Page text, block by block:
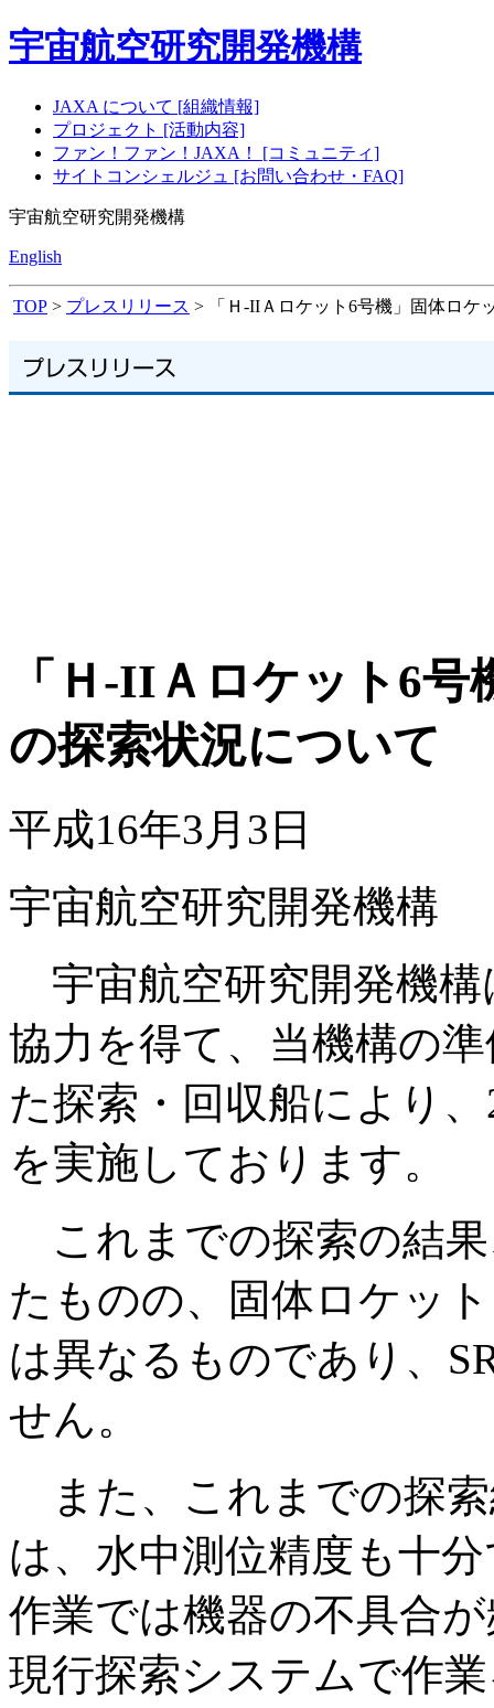
宇宙航空研究開発機構
JAXA について [組織情報]
プロジェクト [活動内容]
ファン！ファン！JAXA！ [コミュニティ]
サイトコンシェルジュ [お問い合わせ・FAQ]
宇宙航空研究開発機構
English
TOP > プレスリリース > 「Ｈ-IIＡロケット6号機」固体ロケ
「Ｈ-IIＡロケット6
の探索状況について
平成16年3月3日
宇宙航空研究開発機構
宇宙航空研究開発機構
協力を得て、当機構の
た探索・回収船により
を実施しております。
これまでの探索の結
たものの、固体ロケッ
は異なるものであり、
せん。
また、これまでの探
は、水中測位精度も十
作業では機器の不具合
現行探索システムで作